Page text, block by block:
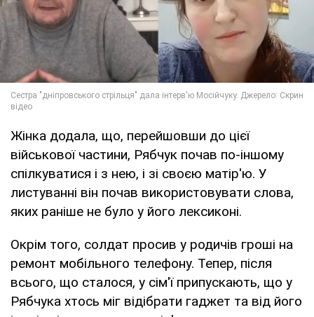
Жінка додала, що, перейшовши до цієї
військової частини, Рябчук почав по-іншому
спілкуватися і з нею, і зі своєю матір'ю. У
листуванні він почав використовувати слова,
яких раніше не було у його лексиконі.
Окрім того, солдат просив у родичів гроші на
ремонт мобільного телефону. Тепер, після
всього, що сталося, у сім'ї припускають, що у
Рябчука хтось міг відібрати гаджет та від його